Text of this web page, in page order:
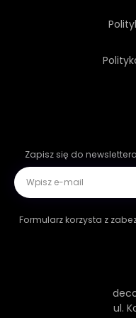
Zapisz się do newslettera
Formularz korzysta z
ul.